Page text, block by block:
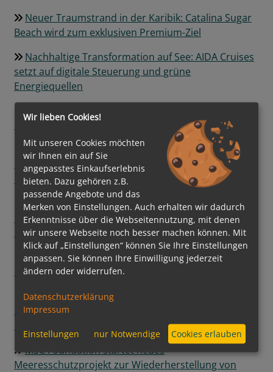
Neuer Traumstrand in der Karibik: Catalina Sugar
Beach wird zum exklusiven Premium-Ziel
Nachhaltige Transformation auf See: AIDA Cruises
setzt auf digitale Steuerung und grüne
Energiequellen
Regent Seven Seas Cruises® hebt Pâtisserie auf
neues Level
Grüner Kurs auf See: Mein Schiff InTUItion-Klasse
erweitert die Nutzung alternativer Kraftstoffe um
Bio-LNG
Ein neuer Meilenstein der Luxusschifffahrt:
EXPLORA III feierlich getauft und bereit für die
Ozeane
AIDA Cruises mit neuen Erlebnissen auf der Hanse
Sail 2026 vertreten
Im Mai begann für MSC Cruises die erste Alaska-
Saison und Seattle wurde zum neuen US-
MSC Foundation startet neues
Meeresschutzprojekt zur Wiederherstellung von
Wir lieben Cookies!
Mit unseren Cookies möchten
wir Ihnen ein auf Sie
angepasstes Einkaufserlebnis
bieten. Dazu gehören z.B.
passende Angebote und das
Merken von Einstellungen. Auch erhalten wir dadurch
Erkenntnisse über die Webseitennutzung, mit denen
wir unsere Webseite noch besser machen können. Mit
Klick auf „Einstellungen“ können Sie Ihre Einstellungen
anpassen. Sie können Ihre Einwilligung jederzeit
ändern oder widerrufen.
Datenschutzerklärung
Impressum
Einstellungen nur Notwendige Cookies erlauben